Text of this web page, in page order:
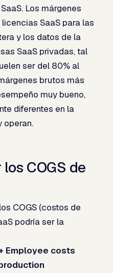
Los márgenes
SaaS para las
y los datos de la
SaaS privadas, tal
ser del 80% al
brutos más
muy bueno,
diferentes en la
operan.
COGS de
COGS (costos de
podría ser la
Employee costs